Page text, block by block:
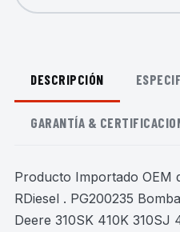
DESCRIPCIÓN
GARANTÍA &
Producto Importado OEM
RDiesel . PG200235
Deere 310SK 410K 310SJ